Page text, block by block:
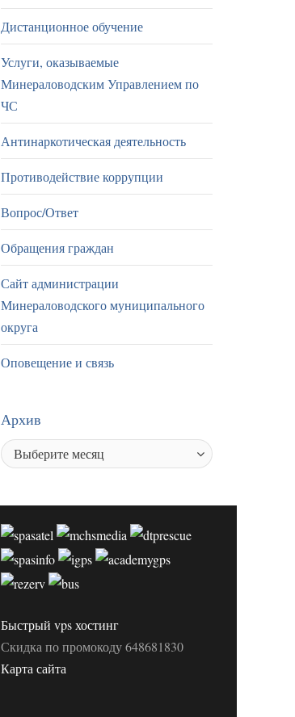
Дистанционное обучение
Услуги, оказываемые
Минераловодским Управлением по
ЧС
Антинаркотическая деятельность
Противодействие коррупции
Вопрос/Ответ
Обращения граждан
Сайт администрации
Минераловодского муниципального
округа
Оповещение и связь
Архив
Быстрый vps хостинг
Скидка по промокоду 648681830
Карта сайта